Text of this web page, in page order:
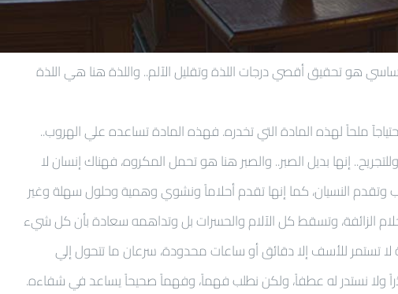
هو تحقيق أقصي درجات اللذة وتقليل الآلم.. واللذة هنا هي اللذة
ملحاً لهذه المادة التي تخدره. فهذه المادة تساعده علي الهروب..
إنها بديل الصبر.. والصبر هنا هو تحمل المكروه، فهناك إنسان لا
وتقدم النسيان، كما إنها تقدم أحلاماً ونشوي وهمية وحلول سهلة وغير
الزائفة، وتسقط كل الآلام والحسرات بل وتداهمه سعادة بأن كل شيء
تستمر للأسف إلا دقائق أو ساعات محدودة، سرعان ما تتحول إلي
ولا نستدر له عطفاً، ولكن نطلب فهماً، وفهماً صحيحاً يساعد في شفاءه.